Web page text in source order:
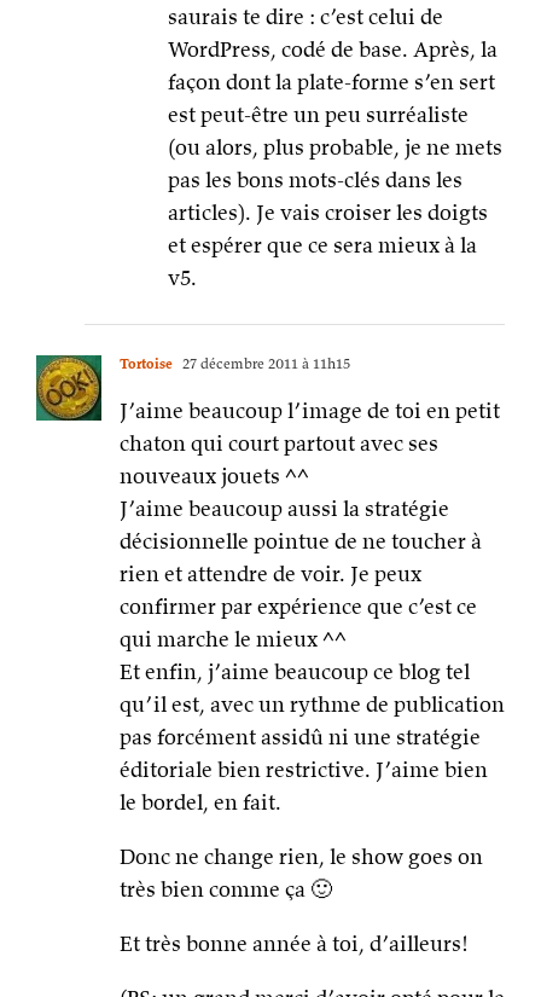
saurais te dire : c’est celui de
WordPress, codé de base. Après, la
façon dont la plate-forme s’en sert
est peut-être un peu surréaliste
(ou alors, plus probable, je ne mets
pas les bons mots-clés dans les
articles). Je vais croiser les doigts
et espérer que ce sera mieux à la
v5.
Tortoise 27 décembre 2011 à 11h15
J’aime beaucoup l’image de toi en petit
chaton qui court partout avec ses
nouveaux jouets ^^
J’aime beaucoup aussi la stratégie
décisionnelle pointue de ne toucher à
rien et attendre de voir. Je peux
confirmer par expérience que c’est ce
qui marche le mieux ^^
Et enfin, j’aime beaucoup ce blog tel
qu’il est, avec un rythme de publication
pas forcément assidû ni une stratégie
éditoriale bien restrictive. J’aime bien
le bordel, en fait.
Donc ne change rien, le show goes on
très bien comme ça 🙂
Et très bonne année à toi, d’ailleurs!